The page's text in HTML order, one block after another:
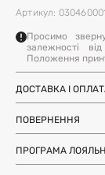
Артикул:
Просимо
залежності
Положення
ДОСТАВКА І
Україні)
Самовивіз з
Міжнародна
Global
ПОВЕРНЕННЯ
Ми залишили
почувались
повернути або
ПРОГРАМА
Отримуйте